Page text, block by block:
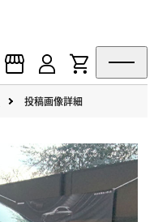
投稿画像詳細